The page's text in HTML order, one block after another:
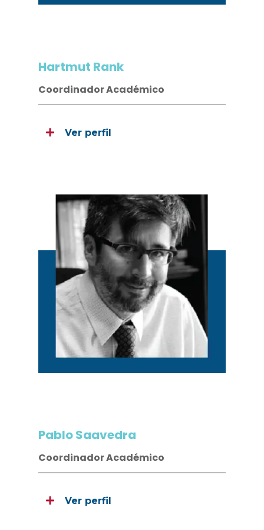
Hartmut Rank
Coordinador Académico
Ver perfil
Pablo Saavedra
Coordinador Académico
Ver perfil